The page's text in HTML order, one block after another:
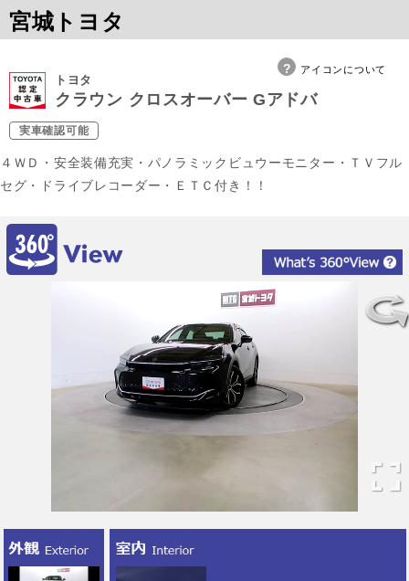
宮城トヨタ
アイコンについて
トヨタ
クラウン クロスオーバー Gアドバ
実車確認可能
４ＷＤ・安全装備充実・パノラミックビュウーモニター・ＴＶフル
セグ・ドライブレコーダー・ＥＴＣ付き！！